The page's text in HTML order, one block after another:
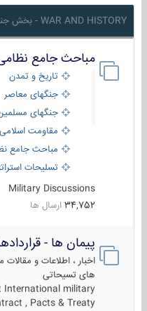
WAR AND HISTORY - بخش جنگ و تاریخ
مباحث جامع نظامی
تاریخ و تمدن
جنگهای معاصر
جنگهای مسلمین
مقاومت اسلامی
مباحث جامع
تسلیحات
Military Discussions
34,752 ارسال ها
پیمان ها -
اخبار ، اطلاعات و مقالات
های تسیحاتی
International military
, Pacts & Treaty